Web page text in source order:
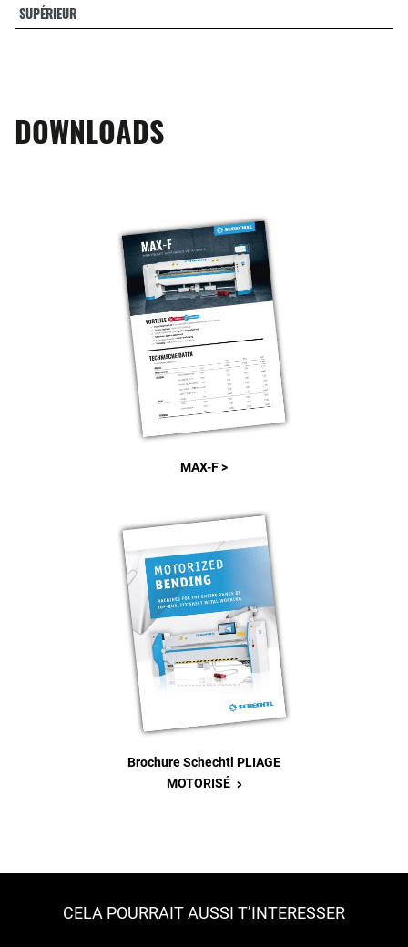
SUPÉRIEUR
DOWNLOADS
MAX-F >
Brochure Schechtl PLIAGE
MOTORISÉ >
CELA POURRAIT AUSSI T’INTERESSER